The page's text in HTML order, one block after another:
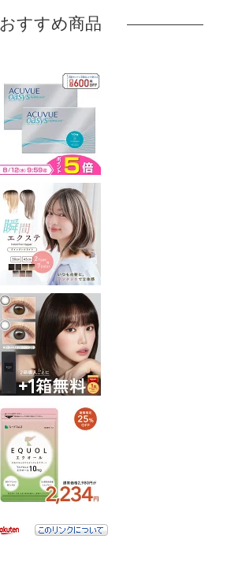
おすすめ商品